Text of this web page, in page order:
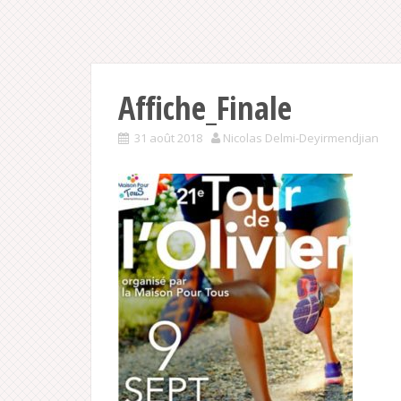
Affiche_Finale
31 août 2018 Nicolas Delmi-Deyirmendjian